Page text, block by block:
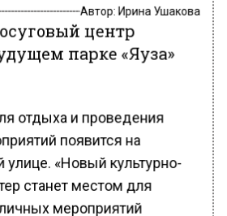
Автор: Ирина Ушакова
центр
парке «Яуза»
отдыха и проведения
появится на
улице. «Новый культурно-
станет местом для
мероприятий